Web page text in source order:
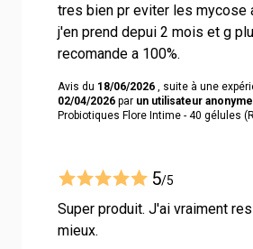
tres bien pr eviter les mycose
j'en prend depui 2 mois et g
recomande a 100%.
Avis du 18/06/2026 , suite à une
02/04/2026 par un utilisateur anonyme
Probiotiques Flore Intime - 40 gélules
5/5
Super produit. J'ai vraiment
mieux.